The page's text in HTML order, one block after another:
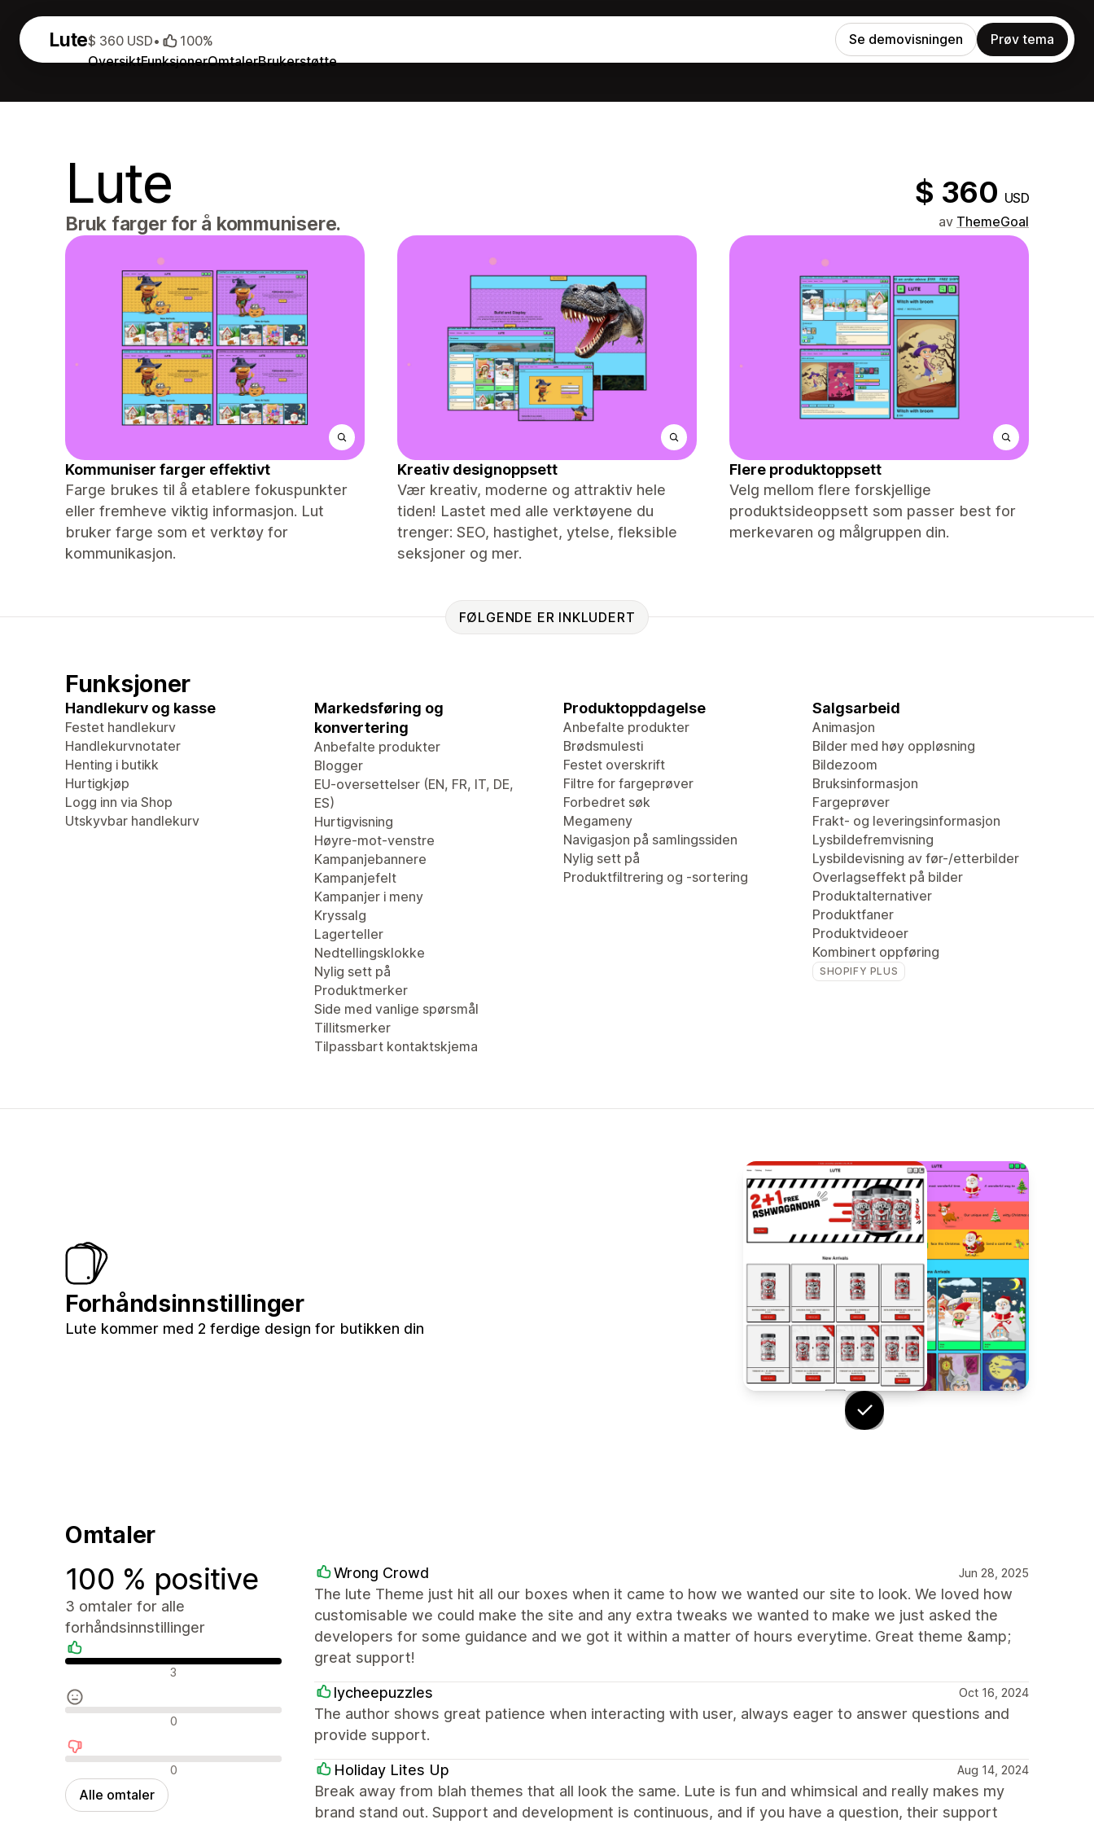
Lute
OversiktFunksjonerOmtalerBrukerstøtte
$ 360 USD• 100% Se demovisningen Prøv tema
Lute $ 360 USD
Bruk farger for å kommunisere. av ThemeGoal
Kommuniser farger effektivt
Farge brukes til å etablere fokuspunkter
eller fremheve viktig informasjon. Lut
bruker farge som et verktøy for
kommunikasjon.
Kreativ designoppsett
Vær kreativ, moderne og attraktiv hele
tiden! Lastet med alle verktøyene du
trenger: SEO, hastighet, ytelse, fleksible
seksjoner og mer.
Flere produktoppsett
Velg mellom flere forskjellige
produktsideoppsett som passer best for
merkevaren og målgruppen din.
FØLGENDE ER INKLUDERT
Funksjoner
Handlekurv og kasse
Festet handlekurv
Handlekurvnotater
Henting i butikk
Hurtigkjøp
Logg inn via Shop
Utskyvbar handlekurv
Markedsføring og
konvertering
Anbefalte produkter
Blogger
EU-oversettelser (EN, FR, IT, DE,
ES)
Hurtigvisning
Høyre-mot-venstre
Kampanjebannere
Kampanjefelt
Kampanjer i meny
Kryssalg
Lagerteller
Nedtellingsklokke
Nylig sett på
Produktmerker
Side med vanlige spørsmål
Tillitsmerker
Tilpassbart kontaktskjema
Produktoppdagelse
Anbefalte produkter
Brødsmulesti
Festet overskrift
Filtre for fargeprøver
Forbedret søk
Megameny
Navigasjon på samlingssiden
Nylig sett på
Produktfiltrering og -sortering
Salgsarbeid
Animasjon
Bilder med høy oppløsning
Bildezoom
Bruksinformasjon
Fargeprøver
Frakt- og leveringsinformasjon
Lysbildefremvisning
Lysbildevisning av før-/etterbilder
Overlagseffekt på bilder
Produktalternativer
Produktfaner
Produktvideoer
Kombinert oppføring
SHOPIFY PLUS
Forhåndsinnstillinger
Lute kommer med 2 ferdige design for butikken din
Omtaler
100 % positive
3 omtaler for alle
forhåndsinnstillinger
Positive omtaler 3
Nøytrale omtaler 0
Negative omtaler 0
Alle omtaler
Wrong Crowd Jun 28, 2025
The lute Theme just hit all our boxes when it came to how we wanted our site to look. We loved how
customisable we could make the site and any extra tweaks we wanted to make we just asked the
developers for some guidance and we got it within a matter of hours everytime. Great theme &amp;
great support!
lycheepuzzles Oct 16, 2024
The author shows great patience when interacting with user, always eager to answer questions and
provide support.
Holiday Lites Up Aug 14, 2024
Break away from blah themes that all look the same. Lute is fun and whimsical and really makes my
brand stand out. Support and development is continuous, and if you have a question, their support